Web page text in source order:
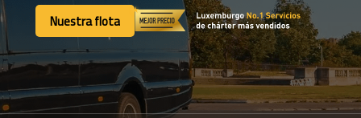
RECORRIDAS Show dropdown
Nuestra flota
Nuestra flota